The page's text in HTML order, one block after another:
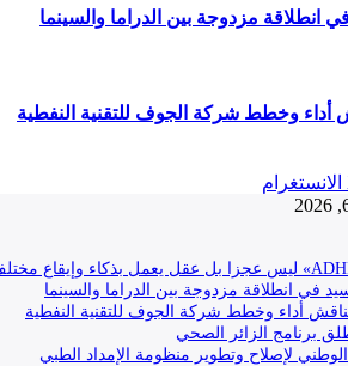
مزدوجة بين الدراما والسينما
أداء وخطط شركة الجوف للتقنية النفطية
الانستغرام
في انطلاقة مزدوجة بين الدراما والسينما
تناقش أداء وخطط شركة الجوف للتقنية النفطية
برنامج الزائر الصحي
الوطني لإصلاح وتطوير منظومة الإمداد الطبي